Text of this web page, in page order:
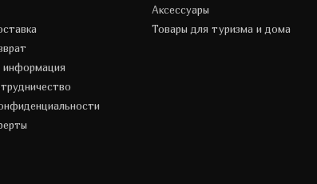
информация
Аксессуары
Товары для туризма и дома